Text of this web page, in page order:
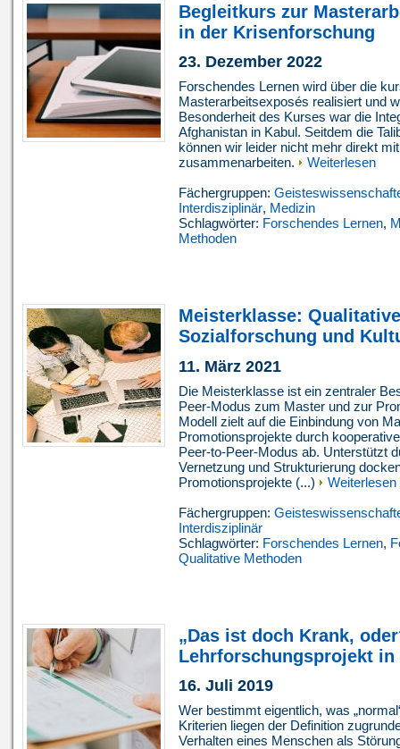
Begleitkurs zur
in der Krisenforschung
23. Dezember 2022
Forschendes Lernen wird über die
Masterarbeitsexposés realisiert und
Besonderheit des Kurses war die
Afghanistan in Kabul. Seitdem die
können wir leider nicht mehr direkt
zusammenarbeiten.
Weiterlesen
Fächergruppen:
Interdisziplinär, Medizin
Schlagwörter: Forschendes Lernen,
Methoden
Meisterklasse:
Sozialforschung und
11. März 2021
Die Meisterklasse ist ein zentraler
Peer-Modus zum Master und zur
Modell zielt auf die Einbindung von
Promotionsprojekte durch
Peer-to-Peer-Modus ab. Unterstützt
Vernetzung und Strukturierung
Promotionsprojekte (...)
Weiterlesen
Fächergruppen:
Interdisziplinär
Schlagwörter: Forschendes Lernen,
Qualitative Methoden
„Das ist doch Krank,
Lehrforschungsprojekt
16. Juli 2019
Wer bestimmt eigentlich, was
Kriterien liegen der Definition
Verhalten eines Menschen als